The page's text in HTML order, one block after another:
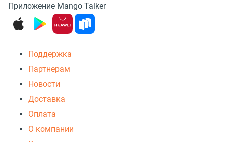
Приложение Mango Talker
Поддержка
Партнерам
Новости
Доставка
Оплата
О компании